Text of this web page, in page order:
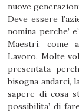
nuove
Deve essere
nomina perche’
Maestri, come
Lavoro. Molte
presentata
bisogna andarci,
sapere di cosa
possibilita’ di